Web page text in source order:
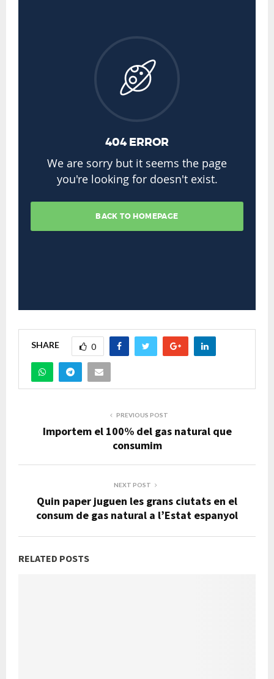
SHARE 0
PREVIOUS POST
Importem el 100% del gas natural que
consumim
NEXT POST
Quin paper juguen les grans ciutats en el
consum de gas natural a l’Estat espanyol
RELATED POSTS